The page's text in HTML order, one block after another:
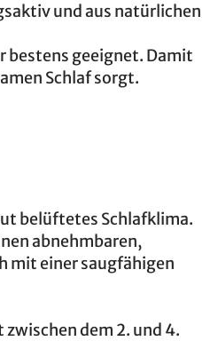
und aus natürlichen
bestens geeignet. Damit
Schlaf sorgt.
belüftetes Schlafklima.
abnehmbaren,
mit einer saugfähigen
dem 2. und 4.